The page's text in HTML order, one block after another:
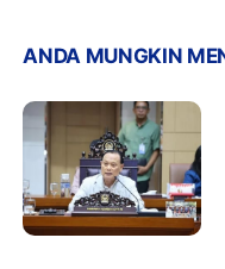
ANDA MUNGKIN